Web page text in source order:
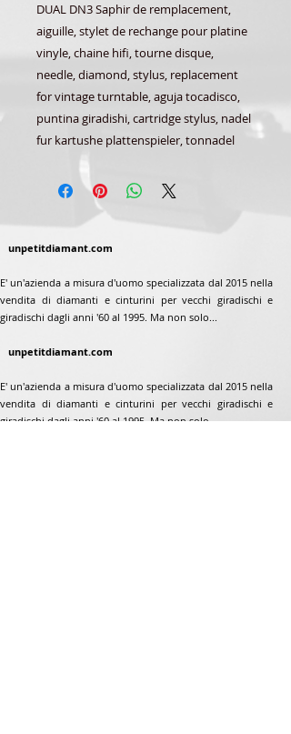
DUAL DN3 Saphir de remplacement,
aiguille, stylet de rechange pour platine
vinyle, chaine hifi, tourne disque,
needle, diamond, stylus, replacement
for vintage turntable, aguja tocadisco,
puntina giradishi, cartridge stylus, nadel
fur kartushe plattenspieler, tonnadel
unpetitdiamant.com
E' un'azienda a misura d'uomo specializzata dal 2015 nella
vendita di diamanti e cinturini per vecchi giradischi e
giradischi dagli anni '60 al 1995. Ma non solo...
unpetitdiamant.com
E' un'azienda a misura d'uomo specializzata dal 2015 nella
vendita di diamanti e cinturini per vecchi giradischi e
giradischi dagli anni '60 al 1995. Ma non solo...